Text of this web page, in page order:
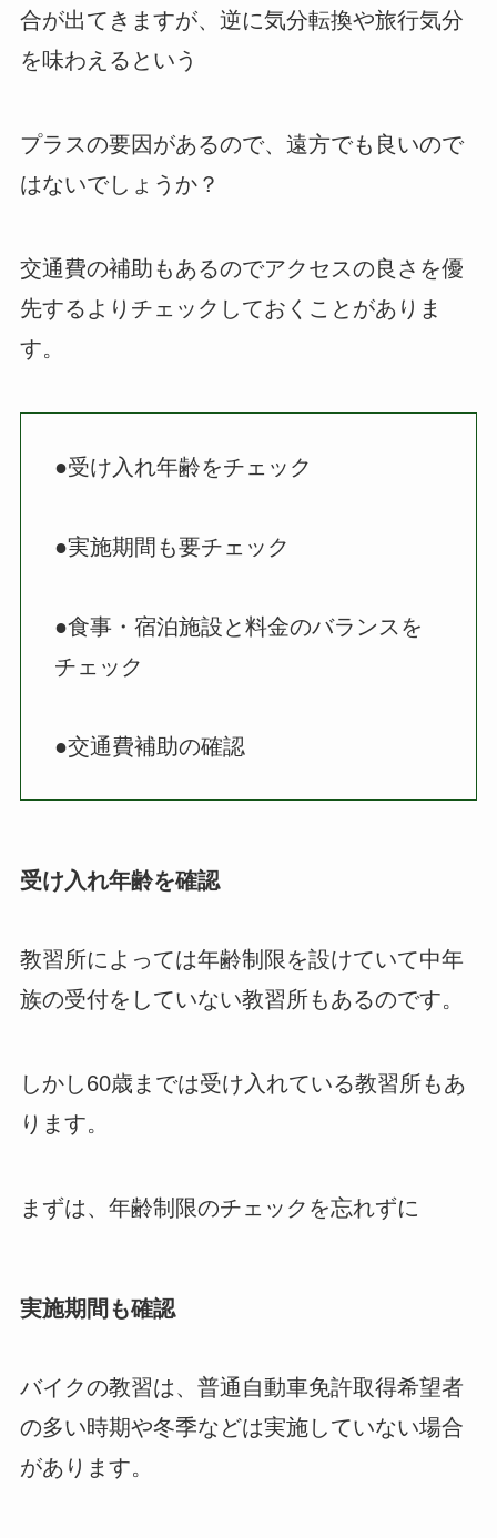
合が出てきますが、逆に気分転換や旅行気分
を味わえるという
プラスの要因があるので、遠方でも良いので
はないでしょうか？
交通費の補助もあるのでアクセスの良さを優
先するよりチェックしておくことがありま
す。
●受け入れ年齢をチェック
●実施期間も要チェック
●食事・宿泊施設と料金のバランスを
チェック
●交通費補助の確認
受け入れ年齢を確認
教習所によっては年齢制限を設けていて中年
族の受付をしていない教習所もあるのです。
しかし60歳までは受け入れている教習所もあ
ります。
まずは、年齢制限のチェックを忘れずに
実施期間も確認
バイクの教習は、普通自動車免許取得希望者
の多い時期や冬季などは実施していない場合
があります。